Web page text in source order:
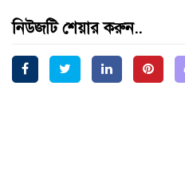
নিউজটি শেয়ার করুন..